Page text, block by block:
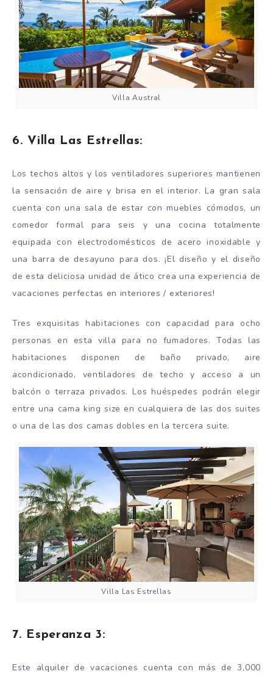
Villa Austral
6. Villa Las Estrellas:
Los techos altos y los ventiladores superiores mantienen
la sensación de aire y brisa en el interior. La gran sala
cuenta con una sala de estar con muebles cómodos, un
comedor formal para seis y una cocina totalmente
equipada con electrodomésticos de acero inoxidable y
una barra de desayuno para dos. ¡El diseño y el diseño
de esta deliciosa unidad de ático crea una experiencia de
vacaciones perfectas en interiores / exteriores!
Tres exquisitas habitaciones con capacidad para ocho
personas en esta villa para no fumadores. Todas las
habitaciones disponen de baño privado, aire
acondicionado, ventiladores de techo y acceso a un
balcón o terraza privados. Los huéspedes podrán elegir
entre una cama king size en cualquiera de las dos suites
o una de las dos camas dobles en la tercera suite.
Villa Las Estrellas
7. Esperanza 3:
Este alquiler de vacaciones cuenta con más de 3,000